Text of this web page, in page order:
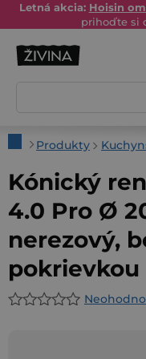
Prejsť
na
obsah
Letná akcia: Hoisin
prihoďte si
DomovProdukty
Kónický
4.0 Pro Ø
nerezový,
pokrievkou
Priemerné